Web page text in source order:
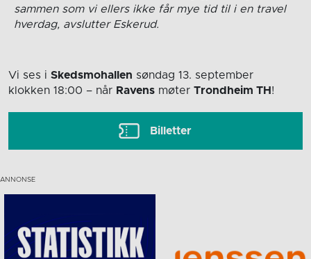
sammen som vi ellers ikke får mye tid til i en travel
hverdag, avslutter Eskerud.
Vi ses i Skedsmohallen søndag 13. september
klokken 18:00 – når Ravens møter Trondheim TH !
Billetter